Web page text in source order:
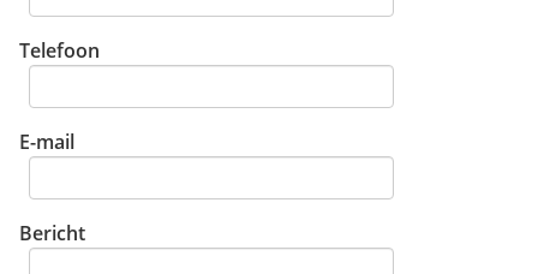
Telefoon
E-mail
Bericht